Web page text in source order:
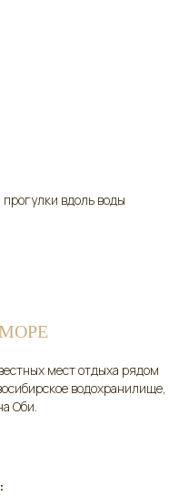
вдоль воды
мест отдыха рядом
водохранилище,
Оби.